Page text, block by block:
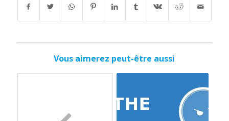
Vous aimerez peut-être aussi